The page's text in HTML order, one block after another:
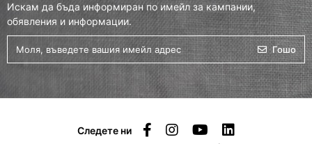
Искам да бъда информиран по имейл за кампании,
обявления и информации.
Гошо
Следете ни